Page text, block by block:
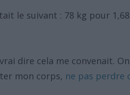
le suivant : 78 kg pour
dire cela me convenait.
mon corps, ne pas perdre